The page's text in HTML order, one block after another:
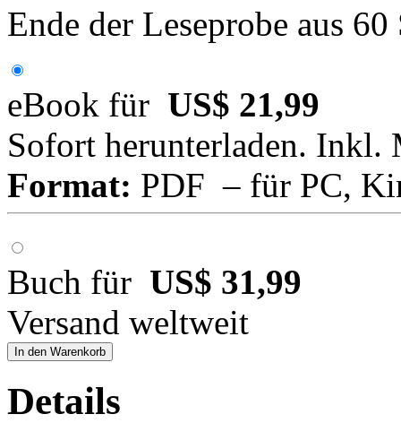
Ende der Leseprobe aus
eBook für US$ 21,99
Sofort herunterladen. Inkl.
Format: PDF – für PC,
Buch für US$ 31,99
Versand weltweit
In den Warenkorb
Details